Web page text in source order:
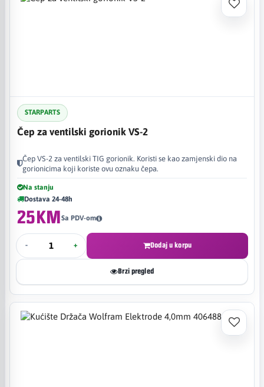
STARPARTS
Čep za ventilski gorionik VS-2
Čep VS-2 za ventilski TIG gorionik. Koristi se kao zamjenski dio na
gorionicima koji koriste ovu oznaku čepa.
Na stanju
Dostava 24-48h
25KMSa PDV-om
- + Dodaj u korpu
Brzi pregled